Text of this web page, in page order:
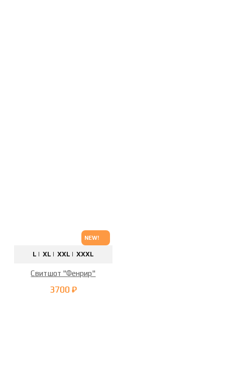
NEW!
L | XL | XXL | XXXL
Свитшот "Фенрир"
3700 ₽